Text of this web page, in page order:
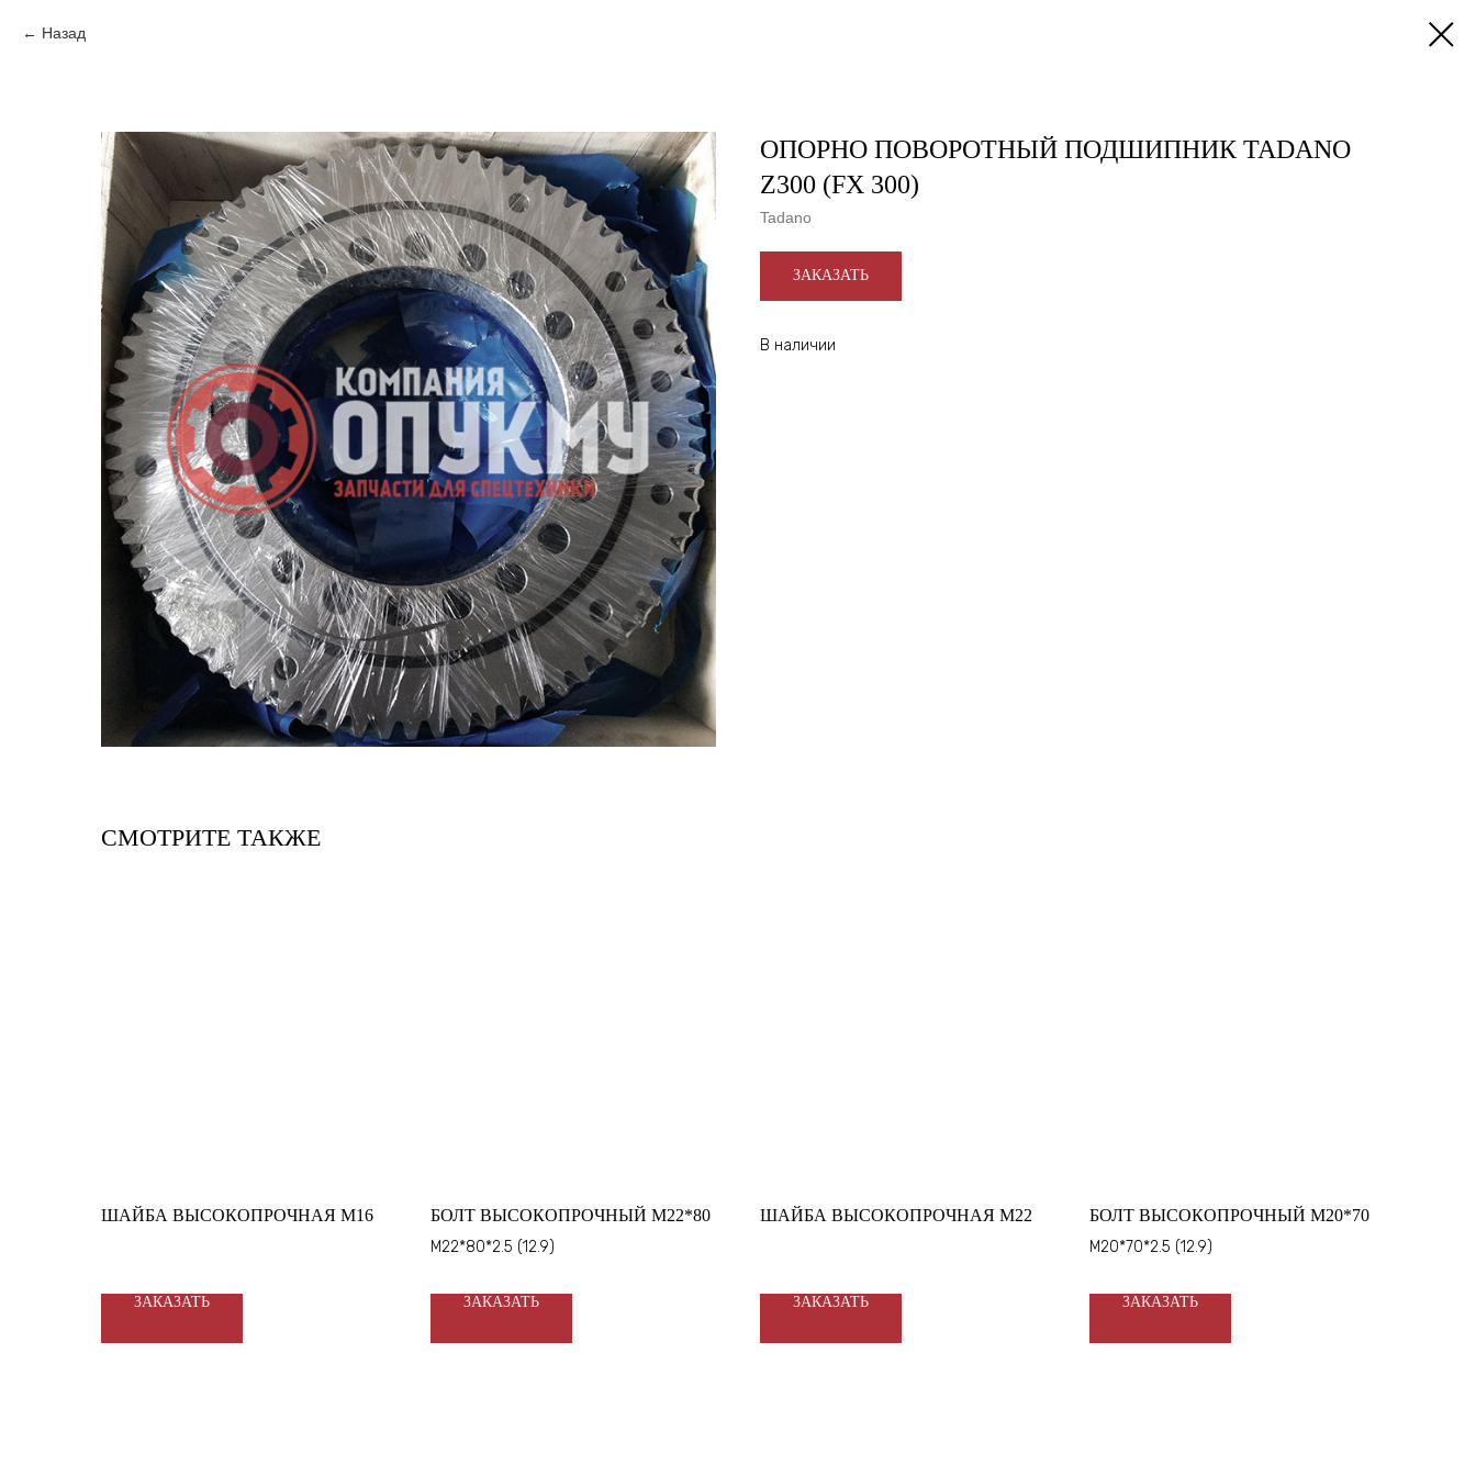
Назад
ОПОРНО ПОВОРОТНЫЙ ПОДШИПНИК TADANO
Z300 (FX 300)
Tadano
ЗАКАЗАТЬ
В наличии
СМОТРИТЕ ТАКЖЕ
ШАЙБА ВЫСОКОПРОЧНАЯ М16
ЗАКАЗАТЬ
БОЛТ ВЫСОКОПРОЧНЫЙ М22*80
М22*80*2.5 (12.9)
ЗАКАЗАТЬ
ШАЙБА ВЫСОКОПРОЧНАЯ М22
ЗАКАЗАТЬ
БОЛТ ВЫСОКОПРОЧНЫЙ М20*70
М20*70*2.5 (12.9)
ЗАКАЗАТЬ